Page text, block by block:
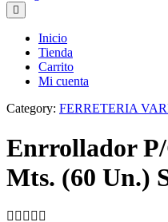
Inicio
Tienda
Carrito
Mi cuenta
Category: FERRETERIA
Enrrollador
Mts. (60 Un.)